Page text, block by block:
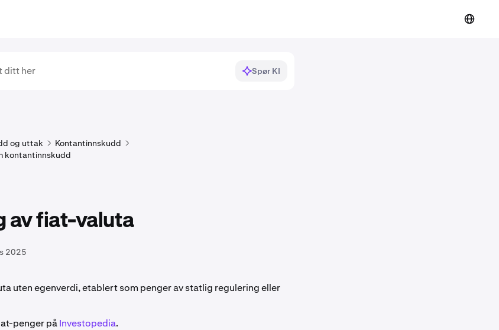
Spør KI
og uttak
Kontantinnskudd
kontantinnskudd
av fiat-valuta
2025
uten egenverdi, etablert som penger av statlig regulering eller
penger påInvestopedia.